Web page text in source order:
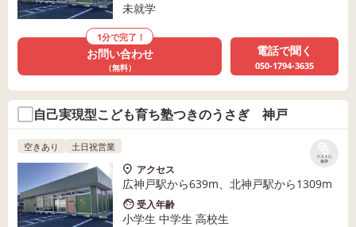
未就学
1分で完了！
お問い合わせ
（無料）
電話で聞く
050-1794-3635
自己実現型こども育ち塾つきのうさぎ 神戸
リストに
保存
空きあり 土日祝営業
アクセス
広神戸駅から639m、北神戸駅から1309m
受入年齢
小学生 中学生 高校生